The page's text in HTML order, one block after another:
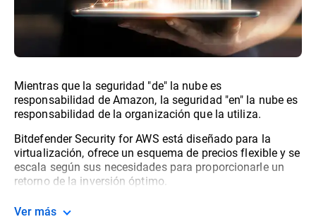
Mientras que la seguridad "de" la nube es
responsabilidad de Amazon, la seguridad "en" la nube es
responsabilidad de la organización que la utiliza.
Bitdefender Security for AWS está diseñado para la
virtualización, ofrece un esquema de precios flexible y se
escala según sus necesidades para proporcionarle un
retorno de la inversión óptimo.
Ver más